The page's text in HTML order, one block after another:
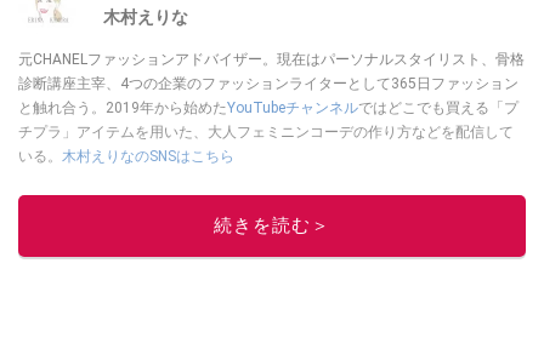
木村えりな
元CHANELファッションアドバイザー。現在はパーソナルスタイリスト、骨格
診断講座主宰、4つの企業のファッションライターとして365日ファッション
と触れ合う。2019年から始めたYouTubeチャンネルではどこでも買える「プ
チプラ」アイテムを用いた、大人フェミニンコーデの作り方などを配信して
いる。 木村えりなのSNSはこちら
このイチオシストの他の記事を読む
続きを読む＞